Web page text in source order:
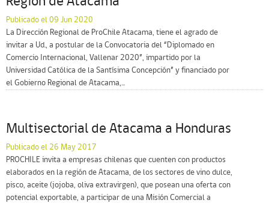
Publicado el 09 Jun 2020
La Dirección Regional de ProChile Atacama, tiene el agrado de
invitar a Ud., a postular de la Convocatoria del “Diplomado en
Comercio Internacional, Vallenar 2020”, impartido por la
Universidad Católica de la Santísima Concepción” y financiado por
el Gobierno Regional de Atacama,...
Multisectorial de Atacama a Honduras
Publicado el 26 May 2017
PROCHILE invita a empresas chilenas que cuenten con productos
elaborados en la región de Atacama, de los sectores de vino dulce,
pisco, aceite (jojoba, oliva extravirgen), que posean una oferta con
potencial exportable, a participar de una Misión Comercial a